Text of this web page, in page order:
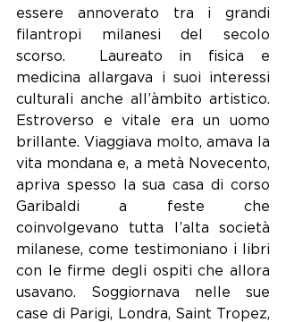
essere annoverato tra i grandi
filantropi milanesi del secolo
scorso.  Laureato in fisica e
medicina allargava i suoi interessi
culturali anche all’àmbito artistico.
Estroverso e vitale era un uomo
brillante. Viaggiava molto, amava la
vita mondana e, a metà Novecento,
apriva spesso la sua casa di corso
Garibaldi a feste che
coinvolgevano tutta l’alta società
milanese, come testimoniano i libri
con le firme degli ospiti che allora
usavano. Soggiornava nelle sue
case di Parigi, Londra, Saint Tropez,